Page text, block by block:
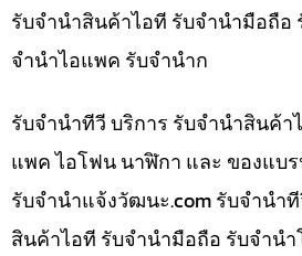
รับจำนำสินค้าไอที รับจำนำมือถือ
จำนำไอแพค รับจำนำก
รับจำนำทีวี บริการ รับจำนำสินค้า
แพค ไอโฟน นาฬิกา และ ของแบ
รับจํานําแจ้งวัฒนะ.com รับจำนำ
สินค้าไอที รับจำนำมือถือ รับจำน